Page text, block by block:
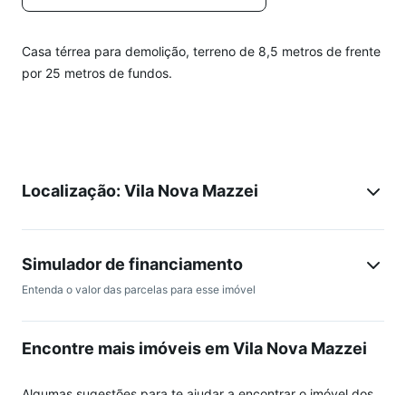
Casa térrea para demolição, terreno de 8,5 metros de frente
por 25 metros de fundos.
Localização: Vila Nova Mazzei
Simulador de financiamento
Entenda o valor das parcelas para esse imóvel
Encontre mais imóveis em Vila Nova Mazzei